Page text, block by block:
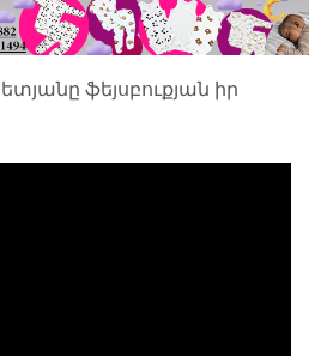
ֆեյսբուքյան իր